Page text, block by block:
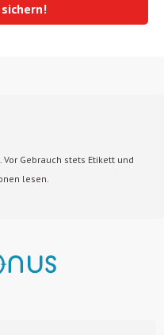
Gebrauch stets Etikett und
lesen.